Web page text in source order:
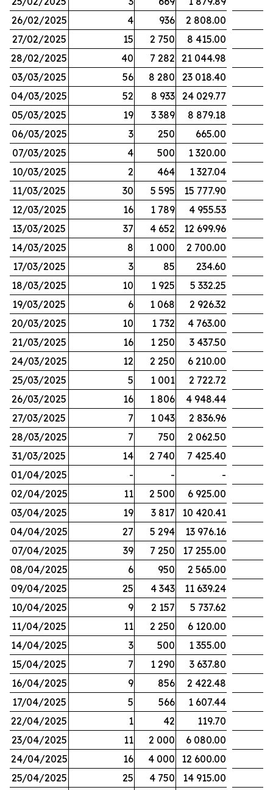
26/02/2025
4 936
2 808.00
27/02/2025
15 2 750
8 415.00
28/02/2025
40 7 282 21 044.98
03/03/2025
56 8 280
23 018.40
04/03/2025
52 8 933 24 029.77
05/03/2025
19 3 389
8 879.18
06/03/2025
3 250
665.00
07/03/2025
4 500
1 320.00
10/03/2025
2 464
1 327.04
11/03/2025
30 5 595
15 777.90
12/03/2025
16 1 789
4 955.53
13/03/2025
37 4 652
12 699.96
14/03/2025
8 1 000
2 700.00
17/03/2025
3 85
234.60
18/03/2025
10 1 925
5 332.25
19/03/2025
6 1 068
2 926.32
20/03/2025
10 1 732
4 763.00
21/03/2025
16 1 250
3 437.50
24/03/2025
12 2 250
6 210.00
25/03/2025
5 1 001
2 722.72
26/03/2025
16 1 806
4 948.44
27/03/2025
7 1 043
2 836.96
28/03/2025
7 750
2 062.50
31/03/2025
14 2 740
7 425.40
01/04/2025
- -
-
02/04/2025
11 2 500
6 925.00
03/04/2025
19 3 817
10 420.41
04/04/2025
27 5 294
13 976.16
07/04/2025
39 7 250
17 255.00
08/04/2025
6 950
2 565.00
09/04/2025
25 4 343
11 639.24
10/04/2025
9 2 157
5 737.62
11/04/2025
11 2 250
6 120.00
14/04/2025
3 500
1 355.00
15/04/2025
7 1 290
3 637.80
16/04/2025
9 856
2 422.48
17/04/2025
5 566
1 607.44
22/04/2025
1 42
119.70
23/04/2025
11 2 000
6 080.00
24/04/2025
16 4 000
12 600.00
25/04/2025
25 4 750
14 915.00